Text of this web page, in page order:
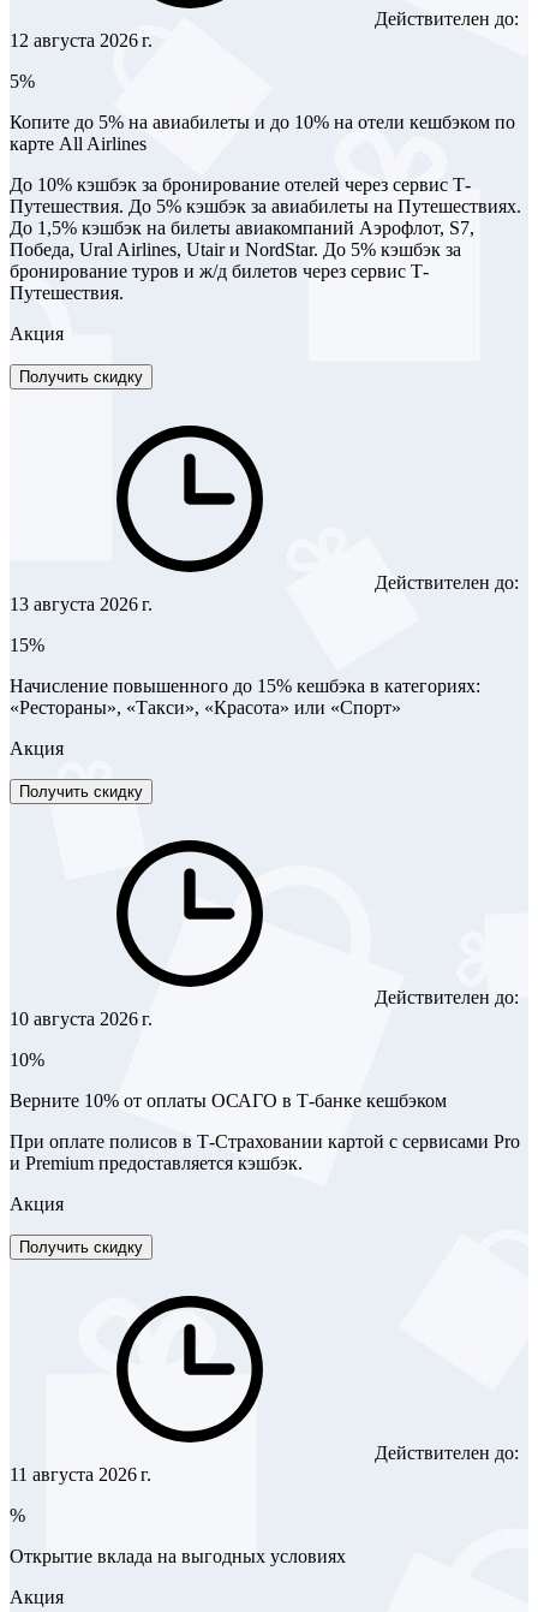
Действителен до:
12 августа 2026 г.
5%
Копите до 5% на авиабилеты и до 10% на отели кешбэком по
карте All Airlines
До 10% кэшбэк за бронирование отелей через сервис Т-
Путешествия. До 5% кэшбэк за авиабилеты на Путешествиях.
До 1,5% кэшбэк на билеты авиакомпаний Аэрофлот, S7,
Победа, Ural Airlines, Utair и NordStar. До 5% кэшбэк за
бронирование туров и ж/д билетов через сервис Т-
Путешествия.
Акция
Получить скидку
Действителен до:
13 августа 2026 г.
15%
Начисление повышенного до 15% кешбэка в категориях:
«Рестораны», «Такси», «Красота» или «Спорт»
Акция
Получить скидку
Действителен до:
10 августа 2026 г.
10%
Верните 10% от оплаты ОСАГО в Т-банке кешбэком
При оплате полисов в Т-Страховании картой с сервисами Pro
и Premium предоставляется кэшбэк.
Акция
Получить скидку
Действителен до:
11 августа 2026 г.
%
Открытие вклада на выгодных условиях
Акция